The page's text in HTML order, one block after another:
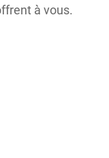
à vous.